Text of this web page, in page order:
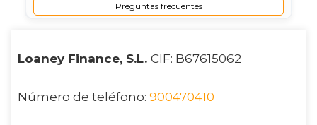
Preguntas frecuentes
Loaney Finance, S.L. CIF: B67615062
Número de teléfono: 900470410